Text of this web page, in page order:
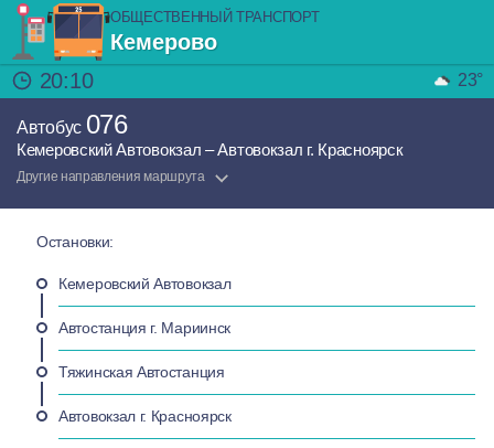
ОБЩЕСТВЕННЫЙ ТРАНСПОРТ
Кемерово
20:10
23°
Автобус 076
Кемеровский Автовокзал – Автовокзал г. Красноярск
Другие направления маршрута
Остановки:
Кемеровский Автовокзал
Автостанция г. Мариинск
Тяжинская Автостанция
Автовокзал г. Красноярск